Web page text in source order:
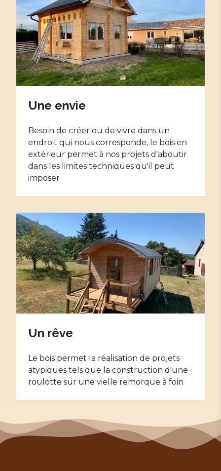
Une envie
Besoin de créer ou de vivre dans un
endroit qui nous corresponde, le bois en
extérieur permet à nos projets d'aboutir
dans les limites techniques qu'il peut
imposer
Un rêve
Le bois permet la réalisation de projets
atypiques tels que la construction d'une
roulotte sur une vielle remorque à foin